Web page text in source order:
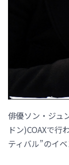
俳優ソン・ジュ
ドン)COAXで行
ティバル”のイ